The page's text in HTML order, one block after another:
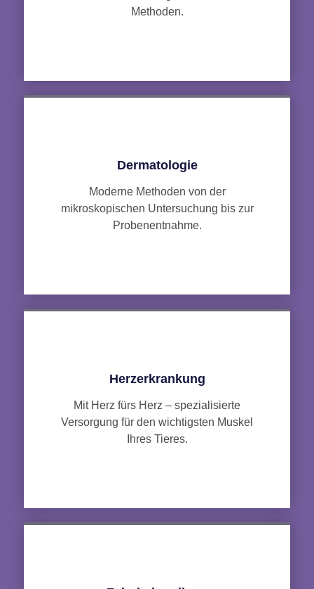
Methoden.
Dermatologie
Moderne Methoden von der
mikroskopischen Untersuchung bis zur
Probenentnahme.
Herzerkrankung
Mit Herz fürs Herz – spezialisierte
Versorgung für den wichtigsten Muskel
Ihres Tieres.